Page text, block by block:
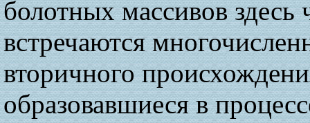
болотных массивов здесь
встречаются
вторичного
образовавшиеся в